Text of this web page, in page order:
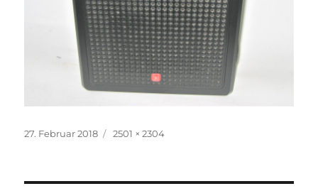
Veröffentlicht
27. Februar 2018
Volle
2501 × 2304